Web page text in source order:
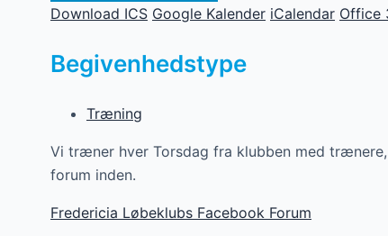
Download ICS Google Kalender iCalendar Office
Begivenhedstype
Træning
Vi træner hver Torsdag fra klubben med
forum inden.
Fredericia Løbeklubs Facebook Forum